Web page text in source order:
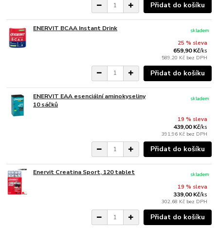
Přidat do košíku
ENERVIT BCAA Instant Drink
25 % sleva
659,90 Kč/ks
589,20 Kč bez DPH
skladem
Přidat do košíku
ENERVIT EAA esenciální aminokyseliny
10 sáčků
19 % sleva
439,00 Kč/ks
391,96 Kč bez DPH
skladem
Přidat do košíku
Enervit Creatina Sport, 120 tablet
19 % sleva
339,00 Kč/ks
302,68 Kč bez DPH
skladem
Přidat do košíku